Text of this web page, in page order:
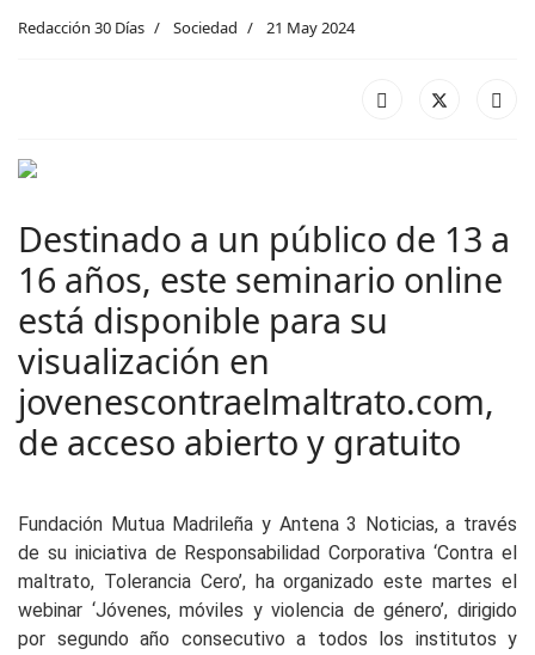
Redacción 30 Días Sociedad 21 May 2024
Destinado a un público de 13 a
16 años, este seminario online
está disponible para su
visualización en
jovenescontraelmaltrato.com,
de acceso abierto y gratuito
Fundación Mutua Madrileña y Antena 3 Noticias, a través
de su iniciativa de Responsabilidad Corporativa ‘Contra el
maltrato, Tolerancia Cero’, ha organizado este martes el
webinar ‘Jóvenes, móviles y violencia de género’, dirigido
por segundo año consecutivo a todos los institutos y